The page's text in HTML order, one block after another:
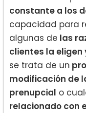
constante a los
capacidad para
algunas de las
clientes la eligen
se trata de un
modificación de
prenupcial o
relacionado con